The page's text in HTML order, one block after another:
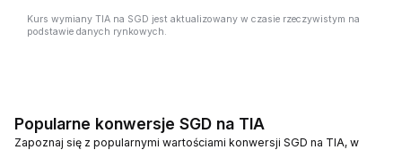
Kurs wymiany TIA na SGD jest aktualizowany w czasie rzeczywistym na
podstawie danych rynkowych.
Popularne konwersje SGD na TIA
Zapoznaj się z popularnymi wartościami konwersji SGD na TIA, w